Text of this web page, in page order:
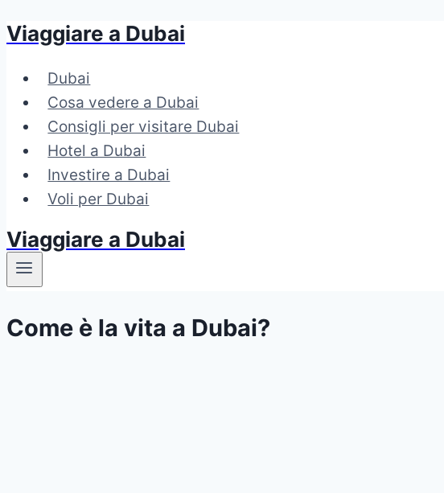
Salta
contenuto
Viaggiare a Dubai
Dubai
Cosa vedere a Dubai
Consigli per visitare Dubai
Hotel a Dubai
Investire a Dubai
Voli per Dubai
Viaggiare a Dubai
Come è la vita a Dubai?